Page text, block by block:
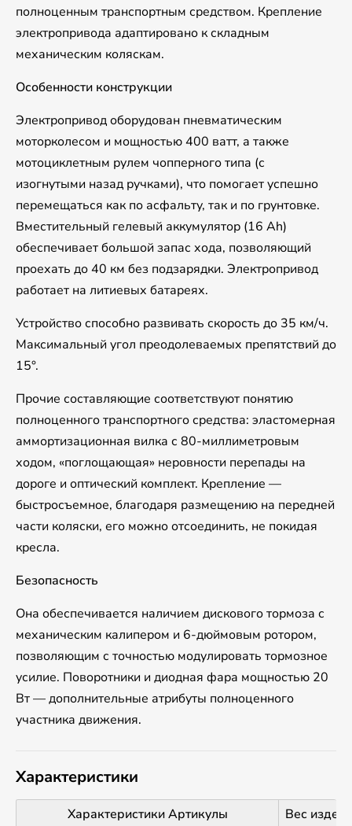
полноценным транспортным средством. Крепление
электропривода адаптировано к складным
механическим коляскам.
Особенности конструкции
Электропривод оборудован пневматическим
моторколесом и мощностью 400 ватт, а также
мотоциклетным рулем чопперного типа (с
изогнутыми назад ручками), что помогает успешно
перемещаться как по асфальту, так и по грунтовке.
Вместительный гелевый аккумулятор (16 Ah)
обеспечивает большой запас хода, позволяющий
проехать до 40 км без подзарядки. Электропривод
работает на литиевых батареях.
Устройство способно развивать скорость до 35 км/ч.
Максимальный угол преодолеваемых препятствий до
15°.
Прочие составляющие соответствуют понятию
полноценного транспортного средства: эластомерная
аммортизационная вилка с 80-миллиметровым
ходом, «поглощающая» неровности перепады на
дороге и оптический комплект. Крепление —
быстросъемное, благодаря размещению на передней
части коляски, его можно отсоединить, не покидая
кресла.
Безопасность
Она обеспечивается наличием дискового тормоза с
механическим калипером и 6-дюймовым ротором,
позволяющим с точностью модулировать тормозное
усилие. Поворотники и диодная фара мощностью 20
Вт — дополнительные атрибуты полноценного
участника движения.
Характеристики
Характеристики Артикулы
Вес